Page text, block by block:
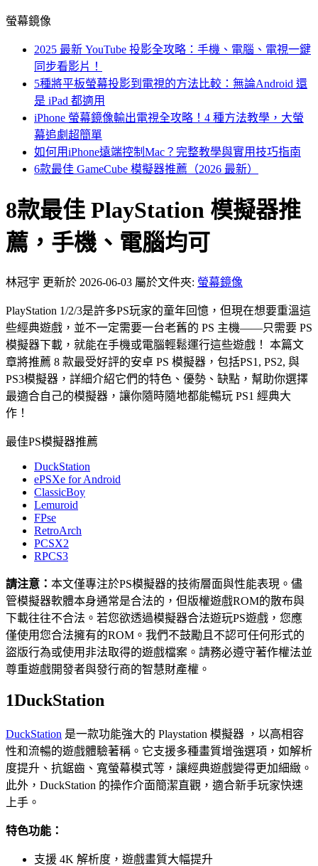
螢幕鏡像
2025 最新 YouTube 投影全攻略：手機、電腦、電視一鍵
同步看影片！
5種將平板螢幕投影到電視的方法比較：無論Android 還
是 iPad 都適用
iPhone 螢幕鏡像輸出電視全攻略！4 種方法教學，大螢
幕追劇超簡單
如何用iPhone遠端控制Mac？完整教學與實用技巧指南
6款最佳 GameCube 模擬器推薦（2026 最新）
8款最佳 PlayStation 模擬器推
薦，手機、電腦均可
林冠宇 更新於 2026-06-03 屬於文件夾: 螢幕鏡像
PlayStation 1/2/3是許多PS玩家的童年回憶，但現在想要重溫這
些經典遊戲，並不一定需要一台老舊的 PS 主機——只需要 PS
模擬器下載，就能在手機或電腦輕鬆運行這些遊戲！ 本篇文
章將推薦 8 款最受好評的安卓 PS 模擬器，包括PS1, PS2, 與
PS3模擬器，詳細介紹它們的特色、優勢、缺點，幫助你選擇
最適合自己的模擬器，讓你隨時隨地都能暢玩 PS1 經典大
作！
最佳PS模擬器推薦
DuckStation
ePSXe for Android
ClassicBoy
Lemuroid
FPse
RetroArch
PCSX2
RPCS3
請注意： 本文僅專注於PS模擬器的技術層面與性能表現。儘
管模擬器軟體本身通常是合法的，但版權遊戲ROM的散布與
下載往往不合法。若您欲透過模擬器合法遊玩PS遊戲，您應
僅使用您合法擁有的ROM。我們不鼓勵且不認可任何形式的
盜版行為或使用非法取得的遊戲檔案。請務必遵守著作權法並
尊重遊戲開發者與發行商的智慧財產權。
1DuckStation
DuckStation 是一款功能強大的 Playstation 模擬器 ，以高相容
性和流暢的遊戲體驗著稱。它支援多種畫質增強選項，如解析
度提升、抗鋸齒、寬螢幕模式等，讓經典遊戲變得更加細緻。
此外，DuckStation 的操作介面簡潔直觀，適合新手玩家快速
上手。
特色功能：
支援 4K 解析度，遊戲畫質大幅提升